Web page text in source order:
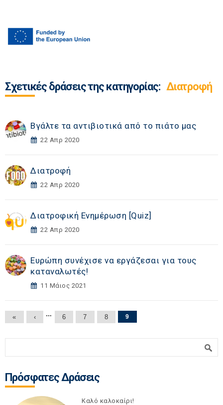
Σχετικές δράσεις της κατηγορίας: Διατροφή
Βγάλτε τα αντιβιοτικά από το πιάτο μας
22 Απρ 2020
Διατροφή
22 Απρ 2020
Διατροφική Ενημέρωση [Quiz]
22 Απρ 2020
Ευρώπη συνέχισε να εργάζεσαι για τους
καταναλωτές!
11 Μάιος 2021
Σελίδες
« ‹ … 6 7 8 9
Πρόσφατες Δράσεις
Καλό καλοκαίρι!